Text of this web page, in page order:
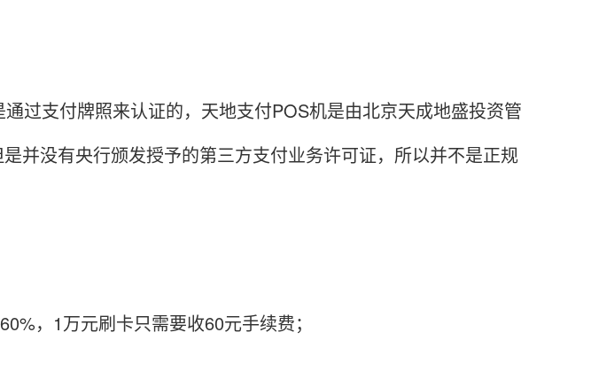
过支付牌照来认证的，天地支付POS机是由北京天成地盛投资管
并没有央行颁发授予的第三方支付业务许可证，所以并不是正规
，1万元刷卡只需要收60元手续费；